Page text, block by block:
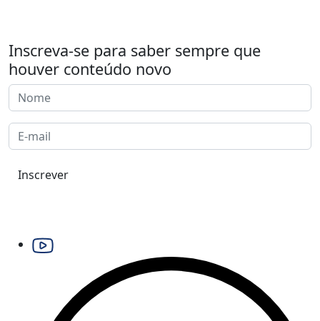
Inscreva-se para saber sempre que
houver conteúdo novo
Inscrever